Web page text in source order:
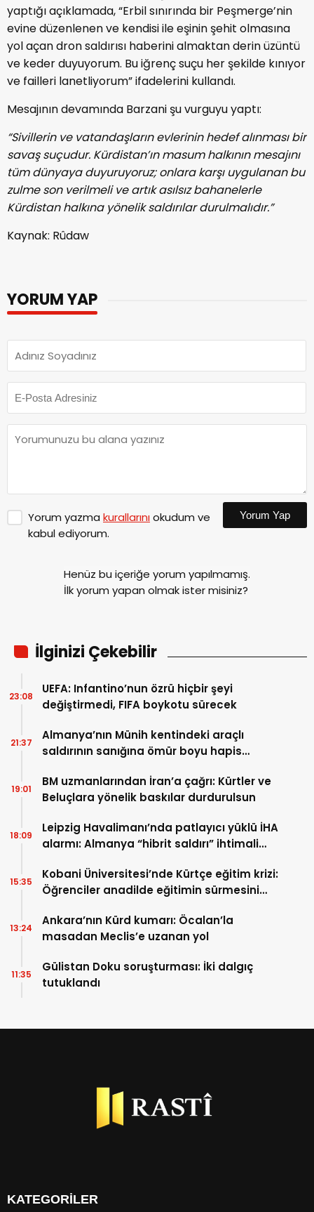
yaptığı açıklamada, “Erbil sınırında bir Peşmerge’nin
evine düzenlenen ve kendisi ile eşinin şehit olmasına
yol açan dron saldırısı haberini almaktan derin üzüntü
ve keder duyuyorum. Bu iğrenç suçu her şekilde kınıyor
ve failleri lanetliyorum” ifadelerini kullandı.
Mesajının devamında Barzani şu vurguyu yaptı:
“Sivillerin ve vatandaşların evlerinin hedef alınması bir
savaş suçudur. Kürdistan’ın masum halkının mesajını
tüm dünyaya duyuruyoruz; onlara karşı uygulanan bu
zulme son verilmeli ve artık asılsız bahanelerle
Kürdistan halkına yönelik saldırılar durulmalıdır.”
Kaynak: Rûdaw
YORUM YAP
Yorum yazma kurallarınıokudum ve
kabul ediyorum.
Yorum Yap
Henüz bu içeriğe yorum yapılmamış.
İlk yorum yapan olmak ister misiniz?
İlginizi Çekebilir
UEFA: Infantino’nun özrü hiçbir şeyi
değiştirmedi, FIFA boykotu sürecek
23:08
Almanya’nın Münih kentindeki araçlı
saldırının sanığına ömür boyu hapis
21:37
BM uzmanlarından İran’a çağrı: Kürtler ve
Beluçlara yönelik baskılar durdurulsun
19:01
Leipzig Havalimanı’nda patlayıcı yüklü İHA
alarmı: Almanya “hibrit saldırı” ihtimali
18:09
Kobani Üniversitesi’nde Kürtçe eğitim krizi:
Öğrenciler anadilde eğitimin sürmesini
15:35
Ankara’nın Kürd kumarı: Öcalan’la
masadan Meclis’e uzanan yol
13:24
Gülistan Doku soruşturması: İki dalgıç
tutuklandı
11:35
KATEGORİLER